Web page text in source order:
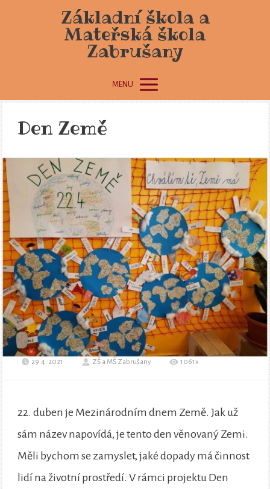
Základní škola a
Mateřská škola
Zabrušany
MENU
Den Země
29.4. 2021 ZŠ a MŠ Zabrušany 1061x
22. duben je Mezinárodním dnem Země. Jak už
sám název napovídá, je tento den věnovaný Zemi.
Měli bychom se zamyslet, jaké dopady má činnost
lidí na životní prostředí. V rámci projektu Den